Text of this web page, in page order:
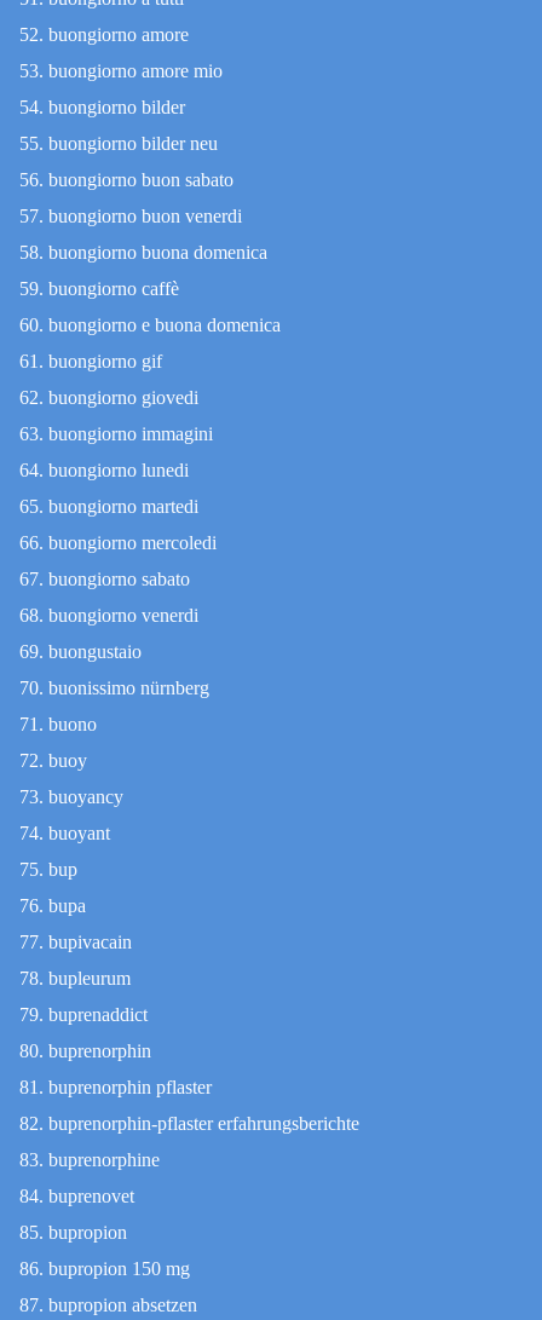
buongiorno amore
buongiorno amore mio
buongiorno bilder
buongiorno bilder neu
buongiorno buon sabato
buongiorno buon venerdi
buongiorno buona domenica
buongiorno caffè
buongiorno e buona domenica
buongiorno gif
buongiorno giovedi
buongiorno immagini
buongiorno lunedi
buongiorno martedi
buongiorno mercoledi
buongiorno sabato
buongiorno venerdi
buongustaio
buonissimo nürnberg
buono
buoy
buoyancy
buoyant
bup
bupa
bupivacain
bupleurum
buprenaddict
buprenorphin
buprenorphin pflaster
buprenorphin-pflaster erfahrungsberichte
buprenorphine
buprenovet
bupropion
bupropion 150 mg
bupropion absetzen